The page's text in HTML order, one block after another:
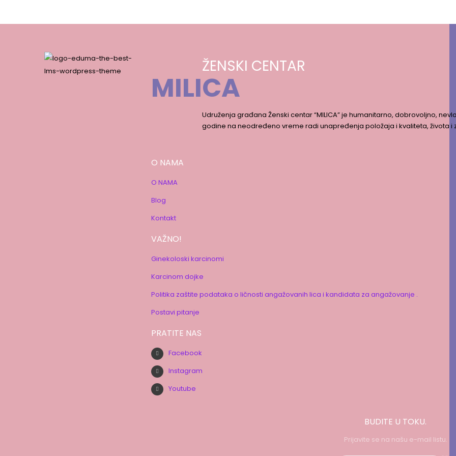
ŽENSKI CENTAR
MILICA
Udruženja građana Ženski centar “MILICA” je humanitarno, dobrovoljno,
godine na neodređeno vreme radi unapređenja položaja i kvaliteta, života i
O NAMA
O NAMA
Blog
Kontakt
VAŽNO!
Ginekoloski karcinomi
Karcinom dojke
Politika zaštite podataka o ličnosti angažovanih lica i kandidata za angažovanje .
Postavi pitanje
PRATITE NAS
Facebook
Instagram
Youtube
BUDITE U TOKU.
Prijavite se na našu e-mail listu.